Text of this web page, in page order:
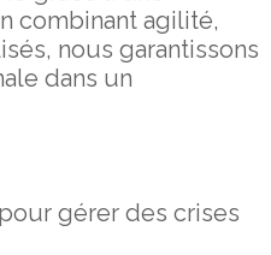
combinant agilité,
nous garantissons
dans un
gérer des crises